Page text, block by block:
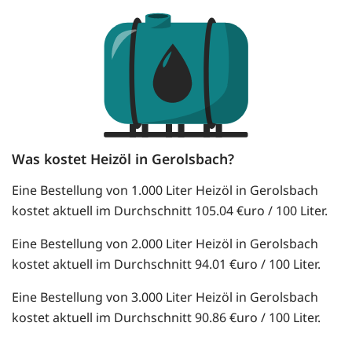
Was kostet Heizöl in Gerolsbach?
Eine Bestellung von 1.000 Liter Heizöl in Gerolsbach
kostet aktuell im Durchschnitt 105.04 €uro / 100 Liter.
Eine Bestellung von 2.000 Liter Heizöl in Gerolsbach
kostet aktuell im Durchschnitt 94.01 €uro / 100 Liter.
Eine Bestellung von 3.000 Liter Heizöl in Gerolsbach
kostet aktuell im Durchschnitt 90.86 €uro / 100 Liter.